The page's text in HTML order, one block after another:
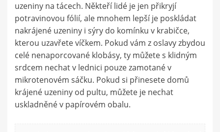
uzeniny na tácech. Někteří lidé je jen přikryjí
potravinovou fólií, ale mnohem lepší je poskládat
nakrájené uzeniny i sýry do komínku v krabičce,
kterou uzavřete víčkem. Pokud vám z oslavy zbydou
celé nenaporcované klobásy, ty můžete s klidným
srdcem nechat v lednici pouze zamotané v
mikrotenovém sáčku. Pokud si přinesete domů
krájené uzeniny od pultu, můžete je nechat
uskladněné v papírovém obalu.